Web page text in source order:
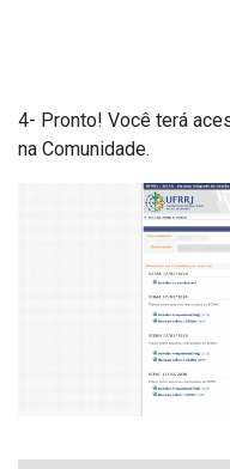
4- Pronto! Você terá
na Comunidade.